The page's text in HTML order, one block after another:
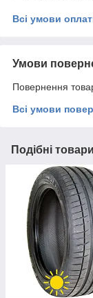
Всі умови
Умови
Повернення
Всі умови
Подібні